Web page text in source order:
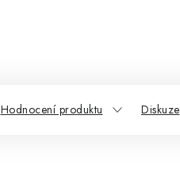
Hodnocení produktu Diskuze